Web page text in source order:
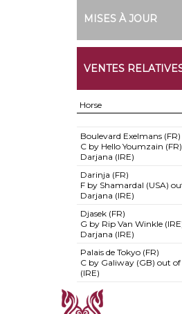
MISES À JOUR
VENTES
Horse
Boulevard Exelmans (FR)
C by Hello Youmzain
Darjana (IRE)
Darinja (FR)
F by Shamardal (USA)
Darjana (IRE)
Djasek (FR)
G by Rip Van Winkle
Darjana (IRE)
Palais de Tokyo (FR)
C by Galiway (GB) out
(IRE)